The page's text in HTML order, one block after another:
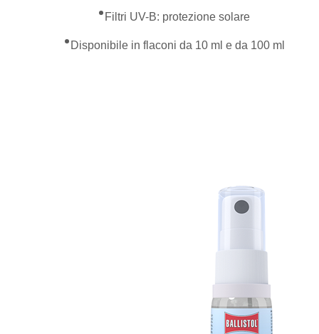
• Filtri UV-B: protezione solare
• Disponibile in flaconi da 10 ml e da 100 ml